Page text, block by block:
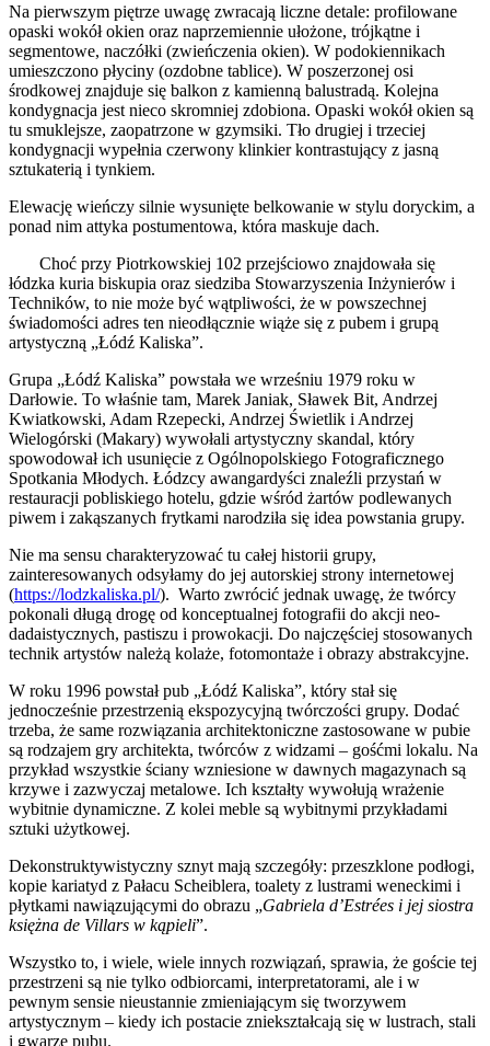
Na pierwszym piętrze uwagę zwracają liczne detale: profilowane
opaski wokół okien oraz naprzemiennie ułożone, trójkątne i
segmentowe, naczółki (zwieńczenia okien). W podokiennikach
umieszczono płyciny (ozdobne tablice). W poszerzonej osi
środkowej znajduje się balkon z kamienną balustradą. Kolejna
kondygnacja jest nieco skromniej zdobiona. Opaski wokół okien są
tu smuklejsze, zaopatrzone w gzymsiki. Tło drugiej i trzeciej
kondygnacji wypełnia czerwony klinkier kontrastujący z jasną
sztukaterią i tynkiem.
Elewację wieńczy silnie wysunięte belkowanie w stylu doryckim, a
ponad nim attyka postumentowa, która maskuje dach.
Choć przy Piotrkowskiej 102 przejściowo znajdowała się
łódzka kuria biskupia oraz siedziba Stowarzyszenia Inżynierów i
Techników, to nie może być wątpliwości, że w powszechnej
świadomości adres ten nieodłącznie wiąże się z pubem i grupą
artystyczną „Łódź Kaliska”.
Grupa „Łódź Kaliska” powstała we wrześniu 1979 roku w
Darłowie. To właśnie tam, Marek Janiak, Sławek Bit, Andrzej
Kwiatkowski, Adam Rzepecki, Andrzej Świetlik i Andrzej
Wielogórski (Makary) wywołali artystyczny skandal, który
spowodował ich usunięcie z Ogólnopolskiego Fotograficznego
Spotkania Młodych. Łódzcy awangardyści znaleźli przystań w
restauracji pobliskiego hotelu, gdzie wśród żartów podlewanych
piwem i zakąszanych frytkami narodziła się idea powstania grupy.
Nie ma sensu charakteryzować tu całej historii grupy,
zainteresowanych odsyłamy do jej autorskiej strony internetowej
(https://lodzkaliska.pl/). Warto zwrócić jednak uwagę, że twórcy
pokonali długą drogę od konceptualnej fotografii do akcji neo-
dadaistycznych, pastiszu i prowokacji. Do najczęściej stosowanych
technik artystów należą kolaże, fotomontaże i obrazy abstrakcyjne.
W roku 1996 powstał pub „Łódź Kaliska”, który stał się
jednocześnie przestrzenią ekspozycyjną twórczości grupy. Dodać
trzeba, że same rozwiązania architektoniczne zastosowane w pubie
są rodzajem gry architekta, twórców z widzami – gośćmi lokalu. Na
przykład wszystkie ściany wzniesione w dawnych magazynach są
krzywe i zazwyczaj metalowe. Ich kształty wywołują wrażenie
wybitnie dynamiczne. Z kolei meble są wybitnymi przykładami
sztuki użytkowej.
Dekonstruktywistyczny sznyt mają szczegóły: przeszklone podłogi,
kopie kariatyd z Pałacu Scheiblera, toalety z lustrami weneckimi i
płytkami nawiązującymi do obrazu „Gabriela d’Estrées i jej siostra
księżna de Villars w kąpieli”.
Wszystko to, i wiele, wiele innych rozwiązań, sprawia, że goście tej
przestrzeni są nie tylko odbiorcami, interpretatorami, ale i w
pewnym sensie nieustannie zmieniającym się tworzywem
artystycznym – kiedy ich postacie zniekształcają się w lustrach, stali
i gwarze pubu.